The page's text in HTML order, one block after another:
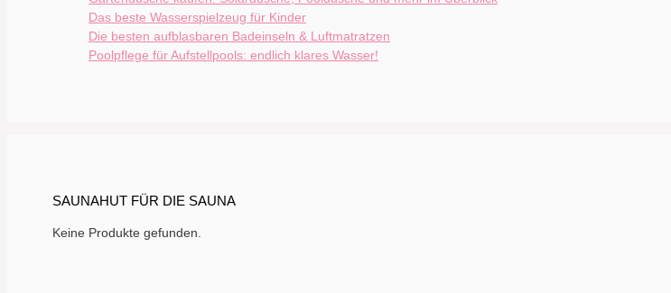
Das beste Wasserspielzeug für Kinder
Die besten aufblasbaren Badeinseln & Luftmatratzen
Poolpflege für Aufstellpools: endlich klares Wasser!
SAUNAHUT FÜR DIE SAUNA
Keine Produkte gefunden.